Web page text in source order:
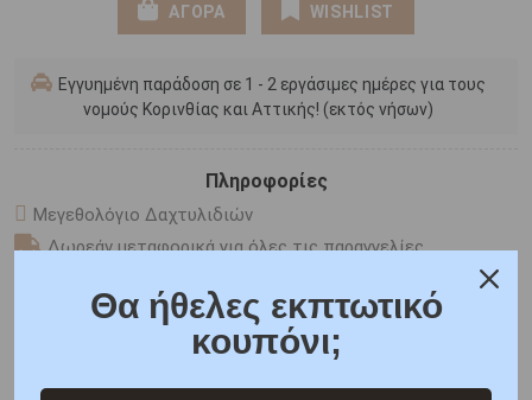
ΑΓΟΡΑ WISHLIST
Εγγυημένη παράδοση σε 1 - 2 εργάσιμες ημέρες για τους
νομούς Κορινθίας και Αττικής! (εκτός νήσων)
Πληροφορίες
Μεγεθολόγιο Δαχτυλιδιών
Δωρεάν μεταφορικά για όλες τις παραγγελίες
6 άτοκες δόσεις
Θα ήθελες εκπτωτικό
κουπόνι;